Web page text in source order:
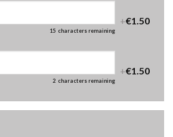
15 characters remaining
+€1.50
2 characters remaining
+€1.50